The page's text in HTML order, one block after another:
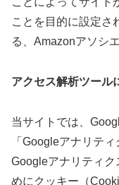
ことを目的に設定さ
る、Amazonアソシ
アクセス解析ツール
当サイトでは、
「Googleアナリテ
Googleアナリティ
めにクッキー（